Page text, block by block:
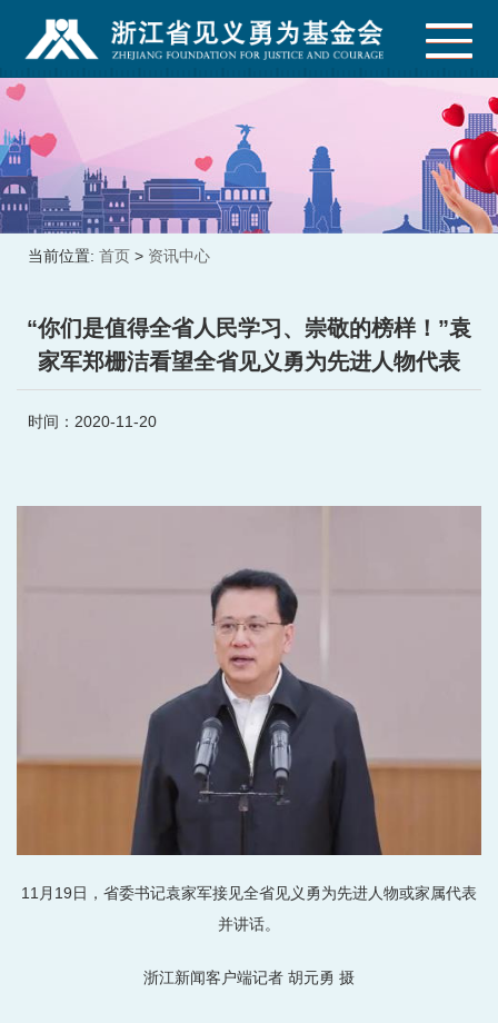
当前位置: 首页 > 资讯中心
“你们是值得全省人民学习、崇敬的榜样！”袁
家军郑栅洁看望全省见义勇为先进人物代表
时间：2020-11-20
11月19日，省委书记袁家军接见全省见义勇为先进人物或家属代表
并讲话。
浙江新闻客户端记者 胡元勇 摄